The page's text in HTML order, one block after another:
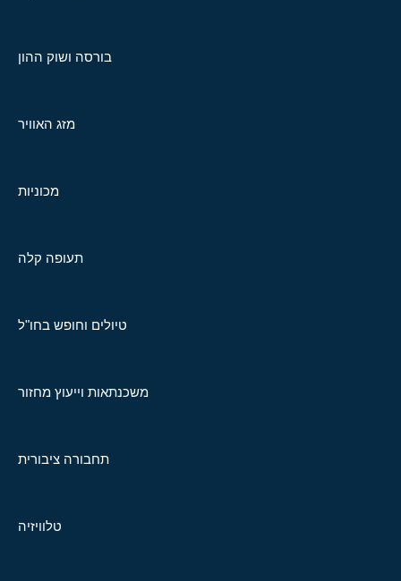
בורסה ושוק ההון
מזג האוויר
מכוניות
תעופה קלה
טיולים וחופש בחו"ל
משכנתאות וייעוץ מחזור
תחבורה ציבורית
טלוויזיה